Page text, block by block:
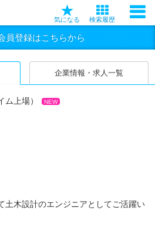
気になる 検索履歴
員登録はこちらから
企業情報・求人一覧
上場） NEW
土木設計のエンジニアとしてご活躍い